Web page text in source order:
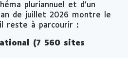
pluriannuel et d’un
de juillet 2026 montre le
reste à parcourir :
(7 560 sites